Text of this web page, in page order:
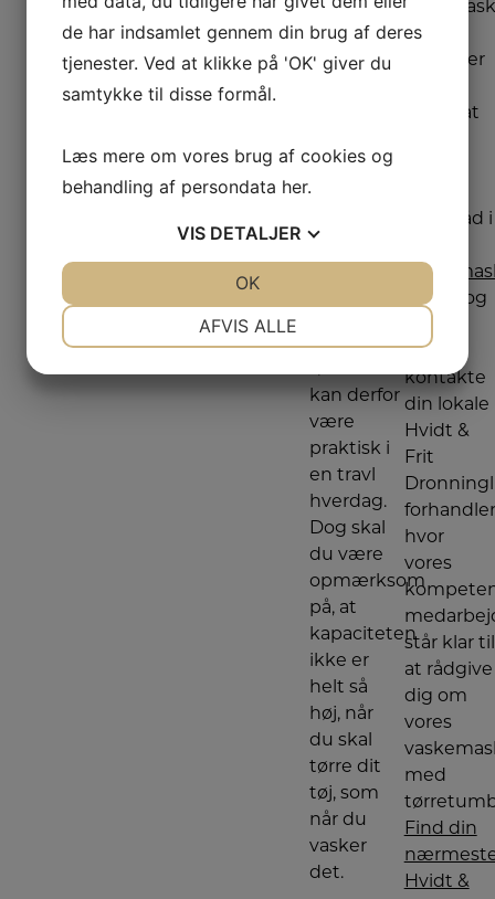
indstilles
vaske og
uden du
tøjet ud af
maskinen.
vaskemaskine
med
kan derfor
være
praktisk i
en travl
hverdag.
Dog skal
du være
opmærksom
på, at
kapaciteten
ikke er
helt så
høj, når
du skal
tørre dit
tøj, som
når du
vasker
det.
du skal
vælge, er
klar til at
gode råd i
guide
, og
altid
kontakte
din lokale
Hvidt &
Frit
hvor
vores
står klar til
at rådgive
dig om
vores
med
Find din
Hvidt &
de har indsamlet gennem din brug af deres
tjenester. Ved at klikke på 'OK' giver du
samtykke til disse formål.
Læs mere om vores brug af cookies og
behandling af persondata her.
VIS DETALJER
STATISTIK
AFVIS ALLE
OK